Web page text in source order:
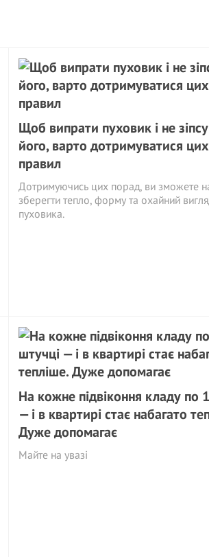
Щоб випрати пуховик і не
його, варто дотримуватися
правил
Дотримуючись цих порад, ви зможете
зберегти тепло, форму та охайний
пуховика.
На кожне підвіконня кладу по
— і в квартирі стає набагато
Дуже допомагає
Майте на увазі